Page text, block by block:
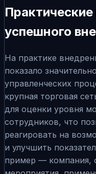
успешного
На практике
показало
управленческих
крупная торговая
для оценки уровня
сотрудников, что
реагировать на
и улучшить
пример — компания,